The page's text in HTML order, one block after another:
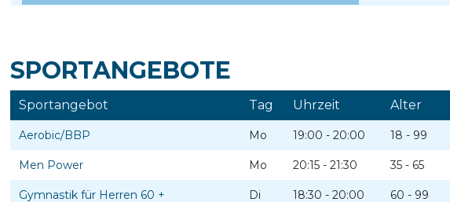
SPORTANGEBOTE
Sportangebot Tag Uhrzeit Alter
Aerobic/BBP Mo 19:00 - 20:00 18 - 99
Men Power Mo 20:15 - 21:30 35 - 65
Gymnastik für Herren 60 + Di 18:30 - 20:00 60 - 99